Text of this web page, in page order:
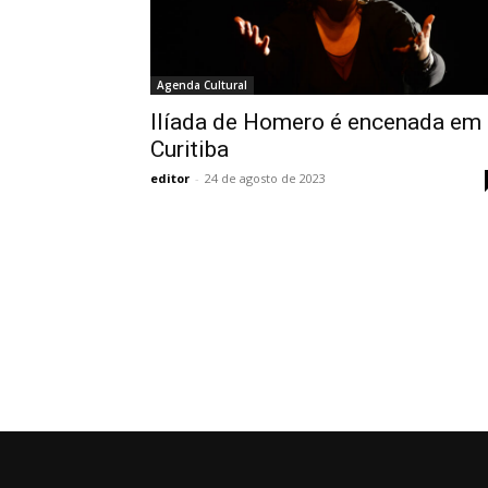
Agenda Cultural
Ilíada de Homero é encenada em
Curitiba
editor - 24 de agosto de 2023